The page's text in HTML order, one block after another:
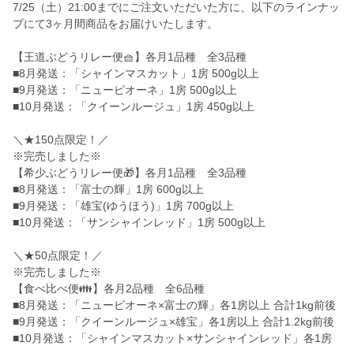
7/25（土）21:00までにご注文いただいた方に、以下のラインナッ
プにて3ヶ月間商品をお届けいたします。
【王道ぶどうリレー便🧺】各月1品種 全3品種
■8月発送：「シャインマスカット」1房 500g以上
■9月発送：「ニューピオーネ」1房 500g以上
■10月発送：「クイーンルージュ」1房 450g以上
＼★150点限定！／
※完売しました※
【希少ぶどうリレー便🎁】各月1品種 全3品種
■8月発送：「富士の輝」1房 600g以上
■9月発送：「雄宝(ゆうほう)」1房 700g以上
■10月発送：「サンシャインレッド」1房 500g以上
＼★50点限定！／
※完売しました※
【食べ比べ便👪】各月2品種 全6品種
■8月発送：「ニューピオーネ×富士の輝」各1房以上 合計1kg前後
■9月発送：「クイーンルージュ×雄宝」各1房以上 合計1.2kg前後
■10月発送：「シャインマスカット×サンシャインレッド」各1房